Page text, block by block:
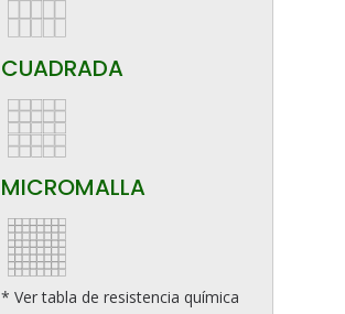
CUADRADA
MICROMALLA
* Ver tabla de resistencia química